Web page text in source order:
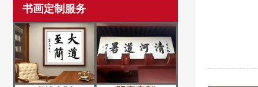
书画定制服务